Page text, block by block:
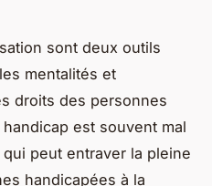
sont deux outils
mentalités et
droits des personnes
est souvent mal
peut entraver la pleine
handicapées à la